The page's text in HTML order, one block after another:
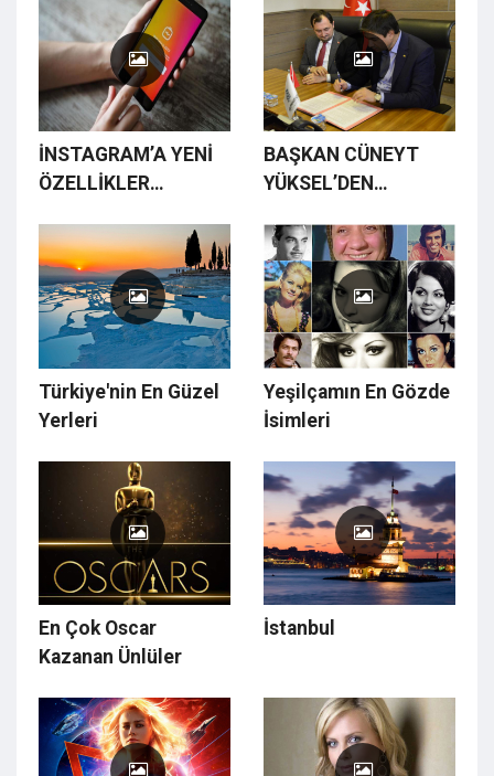
İNSTAGRAM’A YENİ
ÖZELLİKLER
BAŞKAN CÜNEYT
YÜKSEL’DEN
DESTEK!
Türkiye'nin En Güzel
Yerleri
Yeşilçamın En Gözde
İsimleri
En Çok Oscar
Kazanan Ünlüler
İstanbul